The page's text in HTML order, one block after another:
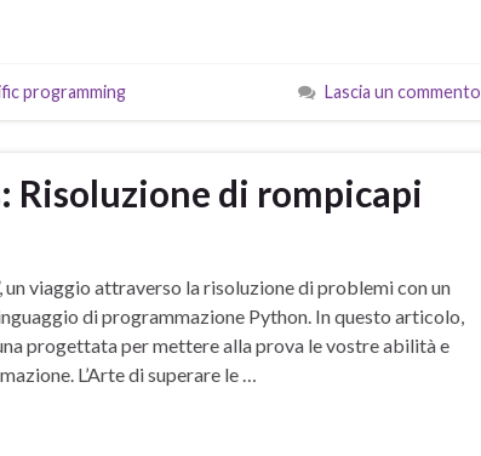
programming Lascia un commento
Risoluzione di rompicapi
un viaggio attraverso la risoluzione di problemi con un
di programmazione Python. In questo articolo,
progettata per mettere alla prova le vostre abilità e
L’Arte di superare le …